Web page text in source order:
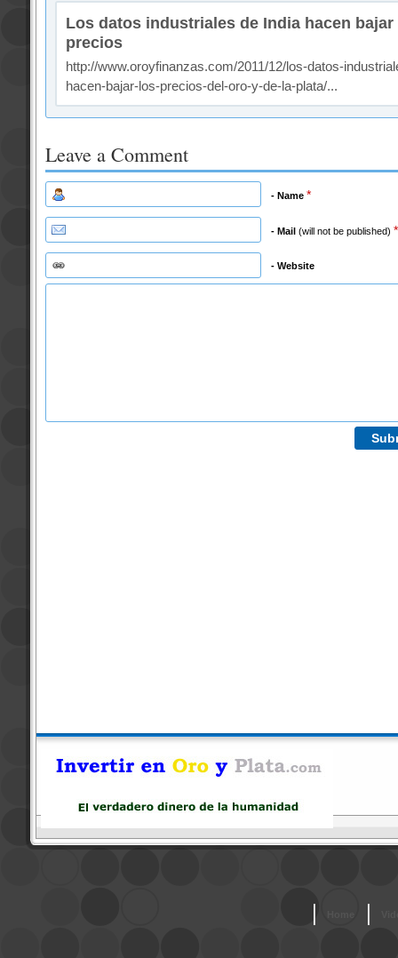
Los datos industriales de India hacen bajar
precios
http://www.oroyfinanzas.com/2011/12/los-datos-
hacen-bajar-los-precios-del-oro-y-de-la-plata/...
Leave a Comment
- Name *
- Mail (will not be published) *
- Website